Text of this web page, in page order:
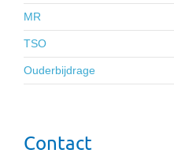
MR
TSO
Ouderbijdrage
Contact